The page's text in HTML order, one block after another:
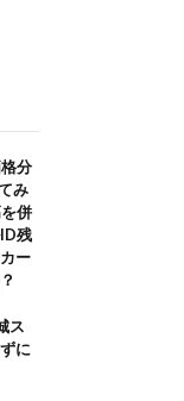
分
み
併
残
ー
ス
に